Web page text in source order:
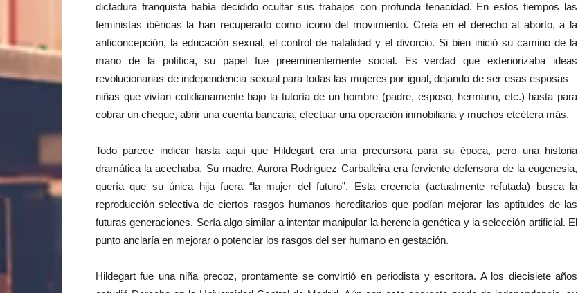
dictadura franquista había decidido ocultar sus trabajos con profunda tenacidad. En estos tiempos las
feministas ibéricas la han recuperado como ícono del movimiento. Creía en el derecho al aborto, a la
anticoncepción, la educación sexual, el control de natalidad y el divorcio. Si bien inició su camino de la
mano de la política, su papel fue preeminentemente social. Es verdad que exteriorizaba ideas
revolucionarias de independencia sexual para todas las mujeres por igual, dejando de ser esas esposas –
niñas que vivían cotidianamente bajo la tutoría de un hombre (padre, esposo, hermano, etc.) hasta para
cobrar un cheque, abrir una cuenta bancaria, efectuar una operación inmobiliaria y muchos etcétera más.
Todo parece indicar hasta aquí que Hildegart era una precursora para su época, pero una historia
dramática la acechaba. Su madre, Aurora Rodriguez Carballeira era ferviente defensora de la eugenesia,
quería que su única hija fuera “la mujer del futuro”. Esta creencia (actualmente refutada) busca la
reproducción selectiva de ciertos rasgos humanos hereditarios que podían mejorar las aptitudes de las
futuras generaciones. Sería algo similar a intentar manipular la herencia genética y la selección artificial. El
punto anclaría en mejorar o potenciar los rasgos del ser humano en gestación.
Hildegart fue una niña precoz, prontamente se convirtió en periodista y escritora. A los diecisiete años